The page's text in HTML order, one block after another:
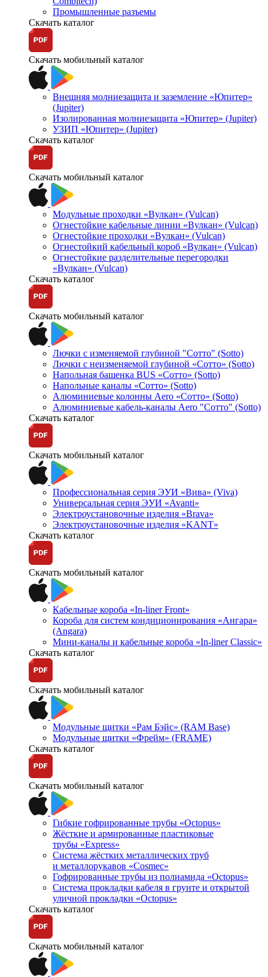
Промышленные разъемы
Скачать каталог
Скачать мобильный каталог
Внешняя молниезащита и заземление «Юпитер»
(Jupiter)
Изолированная молниезащита «Юпитер» (Jupiter)
УЗИП «Юпитер» (Jupiter)
Скачать каталог
Скачать мобильный каталог
Модульные проходки «Вулкан» (Vulcan)
Огнестойкие кабельные линии «Вулкан» (Vulcan)
Огнестойкие проходки «Вулкан» (Vulcan)
Огнестойкий кабельный короб «Вулкан» (Vulcan)
Огнестойкие разделительные перегородки
«Вулкан» (Vulcan)
Скачать каталог
Скачать мобильный каталог
Лючки с изменяемой глубиной "Сотто" (Sotto)
Лючки с неизменяемой глубиной «Сотто» (Sotto)
Напольная башенка BUS «Сотто» (Sotto)
Напольные каналы «Сотто» (Sotto)
Алюминиевые колонны Aero «Сотто» (Sotto)
Алюминиевые кабель-каналы Aero "Сотто" (Sotto)
Скачать каталог
Скачать мобильный каталог
Профессиональная серия ЭУИ «Вива» (Viva)
Универсальная серия ЭУИ «Avanti»
Электроустановочные изделия «Brava»
Электроустановочные изделия «KANT»
Скачать каталог
Скачать мобильный каталог
Кабельные короба «In-liner Front»
Короба для систем кондиционирования «Ангара»
(Angara)
Мини-каналы и кабельные короба «In-liner Classic»
Скачать каталог
Скачать мобильный каталог
Модульные щитки «Рам Бэйс» (RAM Base)
Модульные щитки «Фрейм» (FRAME)
Скачать каталог
Скачать мобильный каталог
Гибкие гофрированные трубы «Octopus»
Жёсткие и армированные пластиковые
трубы «Express»
Система жёстких металлических труб
и металлорукавов «Cosmec»
Гофрированные трубы из полиамида «Octopus»
Система прокладки кабеля в грунте и открытой
уличной прокладки «Octopus»
Скачать каталог
Скачать мобильный каталог